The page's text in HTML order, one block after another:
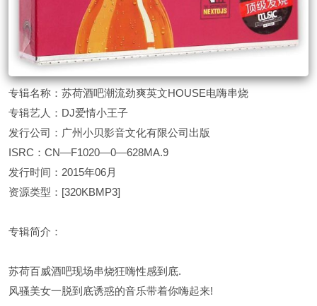
专辑名称：苏荷酒吧潮流劲爽英文HOUSE电嗨串烧
专辑艺人：DJ爱情小王子
发行公司：广州小贝影音文化有限公司出版
ISRC：CN—F1020—0—628MA.9
发行时间：2015年06月
资源类型：[320KBMP3]
专辑简介：
苏荷百威酒吧现场串烧狂嗨性感到底.
风骚美女一脱到底诱惑的音乐带着你嗨起来!